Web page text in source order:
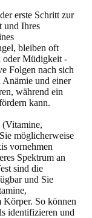
erste Schritt zur
und Ihres
bleiben oft
oder Müdigkeit -
Folgen nach sich
und einer
während ein
kann.
(Vitamine,
möglicherweise
vornehmen
Spektrum an
sind die
und Sie
Körper. So können
identifizieren und